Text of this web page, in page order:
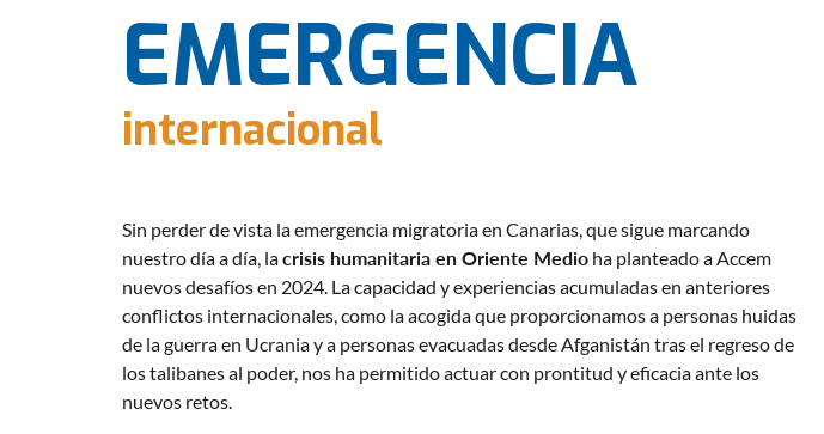
EMERGENCIA
internacional
Sin perder de vista la emergencia migratoria en Canarias, que sigue marcando
nuestro día a día, lacrisis humanitaria en Oriente Medio ha planteado a Accem
nuevos desafíos en 2024. La capacidad y experiencias acumuladas en anteriores
conflictos internacionales, como la acogida que proporcionamos a personas huidas
de la guerra en Ucrania y a personas evacuadas desde Afganistán tras el regreso de
los talibanes al poder, nos ha permitido actuar con prontitud y eficacia ante los
nuevos retos.